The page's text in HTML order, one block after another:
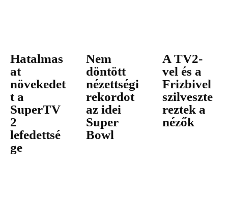
Hatalmas
at
növekedet
t a
SuperTV
2
lefedettsé
ge
Nem
döntött
nézettségi
rekordot
az idei
Super
Bowl
A TV2-
vel és a
Frizbivel
szilveszte
reztek a
nézők